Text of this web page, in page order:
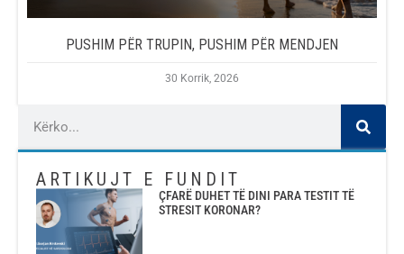
PUSHIM PËR TRUPIN, PUSHIM PËR MENDJEN
30 Korrik, 2026
ARTIKUJT E FUNDIT
ÇFARË DUHET TË DINI PARA TESTIT TË
STRESIT KORONAR?